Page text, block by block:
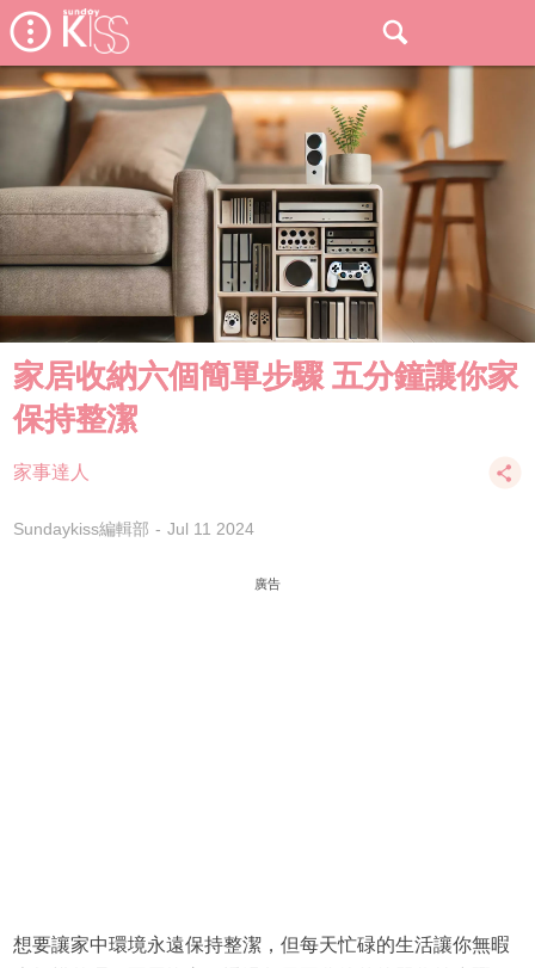
家居收納六個簡單步驟 五分鐘讓你家
保持整潔
家事達人
Sundaykiss編輯部 Jul 11 2024
廣告
想要讓家中環境永遠保持整潔，但每天忙碌的生活讓你無暇